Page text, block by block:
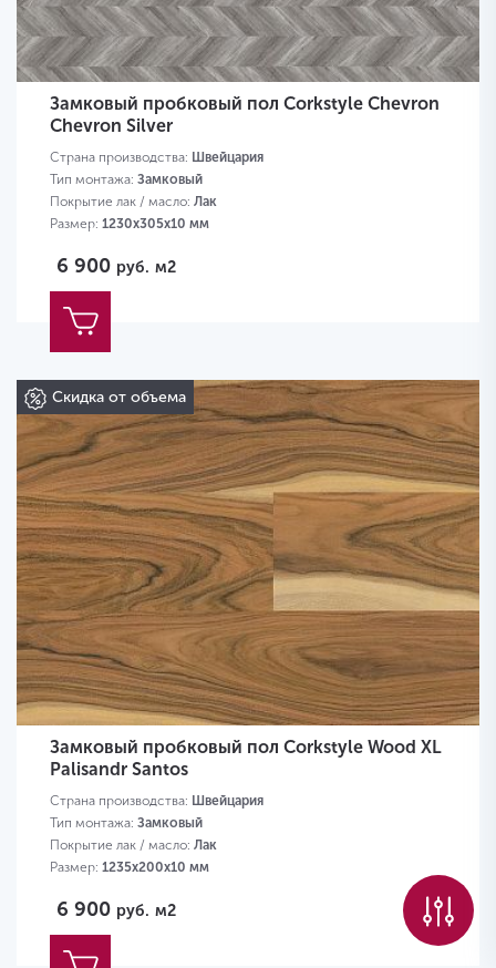
Замковый пробковый пол Corkstyle Chevron
Chevron Silver
Страна производства: Швейцария
Тип монтажа: Замковый
Покрытие лак / масло: Лак
Размер: 1230х305х10 мм
6 900 руб. м2
Скидка от объема
Замковый пробковый пол Corkstyle Wood XL
Palisandr Santos
Страна производства: Швейцария
Тип монтажа: Замковый
Покрытие лак / масло: Лак
Размер: 1235х200х10 мм
6 900 руб. м2